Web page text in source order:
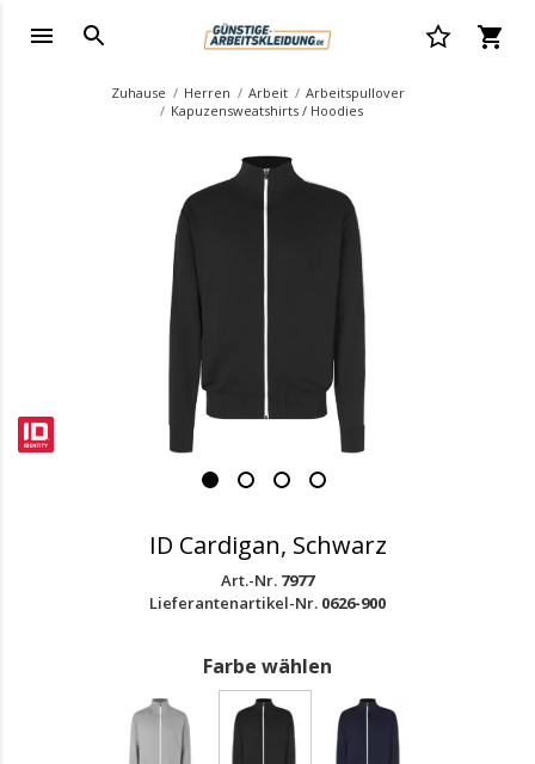
Zuhause Herren Arbeit
Arbeitspullover
Kapuzensweatshirts / Hoodies
ID Cardigan, Schwarz
Art.-Nr. 7977
Lieferantenartikel-Nr. 0626-900
Farbe wählen